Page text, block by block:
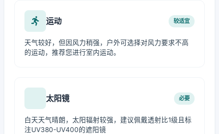
运动 较适宜
天气较好，但因风力稍强，户外可选择对风力要求不高
的运动，推荐您进行室内运动。
太阳镜 必要
白天天气晴朗，太阳辐射较强，建议佩戴透射比1级且标
注UV380-UV400的遮阳镜